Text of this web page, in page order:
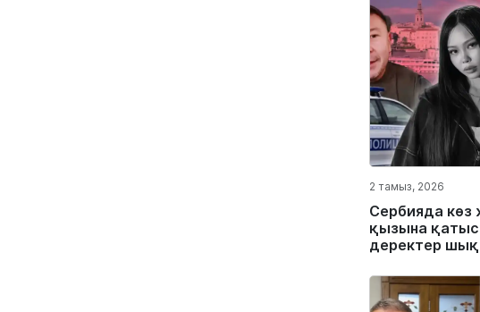
2 тамыз, 2026
Сербияда көз
қызына
деректер